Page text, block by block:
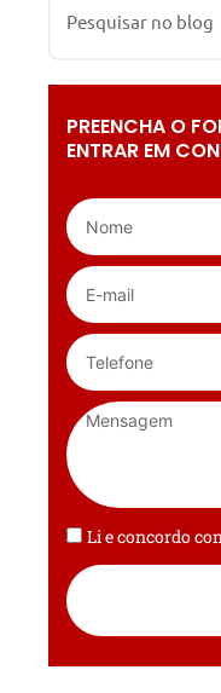
PREENCHA O
ENTRAR EM
Li e concordo